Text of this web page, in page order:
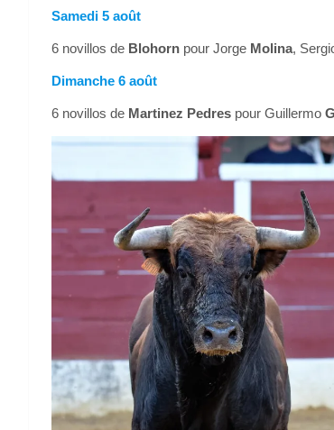
Samedi 5 août
6 novillos de Blohorn pour Jorge Molina,
Dimanche 6 août
6 novillos de Martinez Pedres pour Guillermo